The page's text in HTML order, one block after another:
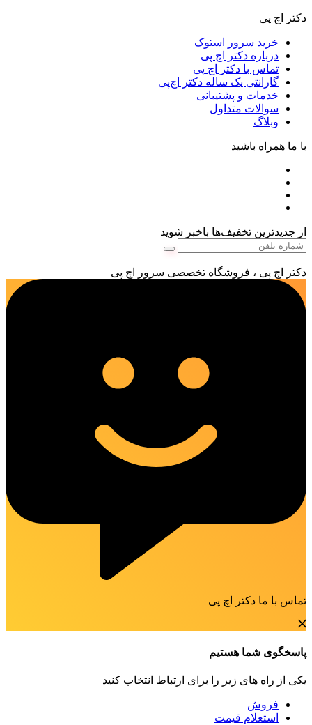
دکتر اچ پی
خرید سرور استوک
درباره دکتر اچ پی
تماس با دکتر اچ پی
گارانتی یک ساله دکتر اچ‌پی
خدمات و پشتیبانی
سوالات متداول
وبلاگ
با ما همراه باشید
از جدیدترین تخفیف‌ها باخبر شوید
دکتر اچ پی ، فروشگاه تخصصی سرور اچ پی
تماس با ما دکتر اچ پی
پاسخگوی شما هستیم
یکی از راه های زیر را برای ارتباط انتخاب کنید
فروش
استعلام قیمت